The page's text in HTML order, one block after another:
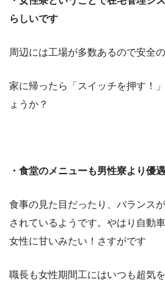
らしいです
周辺には工場が多数あるので安全
家に帰ったら「スイッチを押す！
ょうか？
・食堂のメニューも男性寮より優
食事の見た目だったり、バランス
されているようです。やはり自動
女性に甘いみたい！さすがです
職長も女性期間工にはいつも超気